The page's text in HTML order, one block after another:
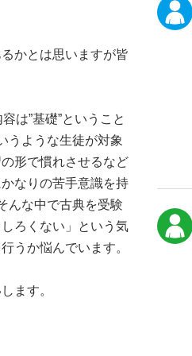
かとは思いますが皆
は”基礎”ということ
うような生徒が対象
形で慣れさせるなど
なりの苦手意識を持
んな中で古典を受験
ろくない」という気
うか悩んでいます。
ます。